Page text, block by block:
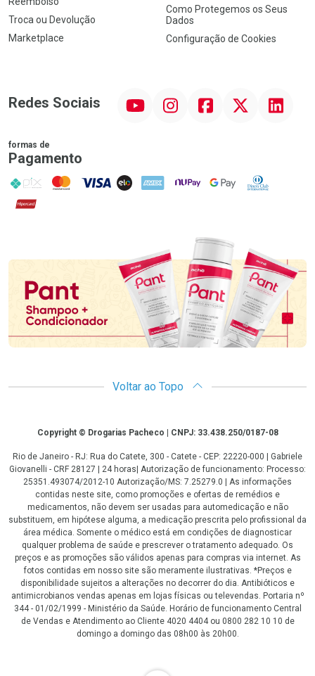
Troca ou Devolução
Marketplace
Como Protegemos os Seus
Dados
Configuração de Cookies
Redes Sociais InstagramFacebookTwitter Linkedin
formas de
Pagamento
PIX MasterCard
VISA ELO AMEX NuPay Google PayDiners Club
Hipercard
Promoção em Destaque
Voltar ao Topo
CopyrightCopyright © Drogarias Pacheco | CNPJ: 33.438.250/0187-08
Rio de Janeiro - RJ: Rua do Catete, 300 - Catete - CEP: 22220-000 | Gabriele
Giovanelli - CRF 28127 | 24 horas| Autorização de funcionamento: Processo:
25351.493074/2012-10 Autorização/MS: 7.25279.0 | As informações
contidas neste site, como promoções e ofertas de remédios e
medicamentos, não devem ser usadas para automedicação e não
substituem, em hipótese alguma, a medicação prescrita pelo profissional da
área médica. Somente o médico está em condições de diagnosticar
qualquer problema de saúde e prescrever o tratamento adequado. Os
preços e as promoções são válidos apenas para compras via internet. As
fotos contidas em nosso site são meramente ilustrativas. *Preços e
disponibilidade sujeitos a alterações no decorrer do dia. Antibióticos e
antimicrobianos vendas apenas em lojas físicas ou televendas. Portaria nº
344 - 01/02/1999 - Ministério da Saúde. Horário de funcionamento Central
de Vendas e Atendimento ao Cliente 4020 4404 ou 0800 282 10 10 de
domingo a domingo das 08h00 às 20h00.